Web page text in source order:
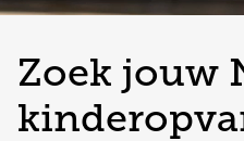
Zoek jouw